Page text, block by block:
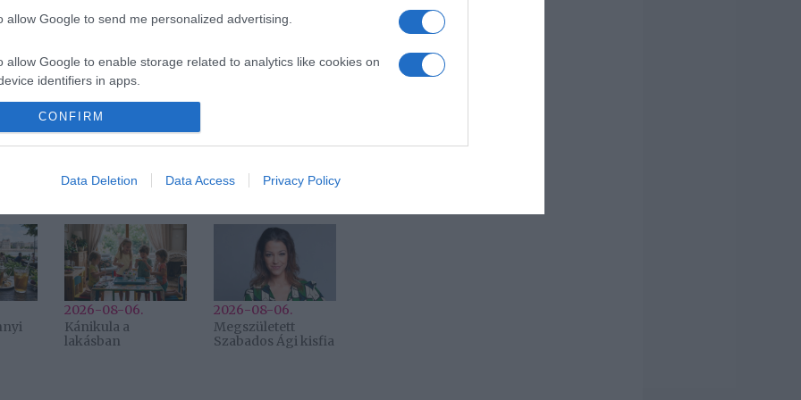
allow Google to send me personalized advertising.
allow Google to enable storage related to analytics like cookies on
identifiers in apps.
allow Google to enable storage related to functionality of the website
CONFIRM
Data Deletion Data Access Privacy Policy
Pinterest
házasság lánykérés George Clooney vallomás
Következő bejegyzés
2026-08-06.
Kánikula a
lakásban
2026-08-06.
Megszületett
Szabados Ági kisfia